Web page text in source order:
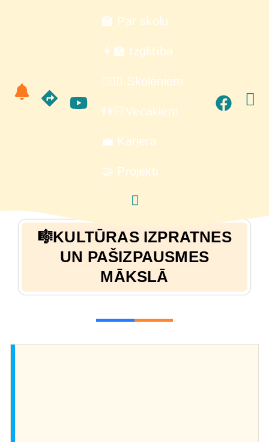
🏫 Par skolu
👩‍🏫 Izglītība
🙋🏻‍♂️ Skolēniem
👫🏻Vecākiem
💼 Karjera
🤝 Projekti
🎼KULTŪRAS IZPRATNES
UN PAŠIZPAUSMES
MĀKSLĀ